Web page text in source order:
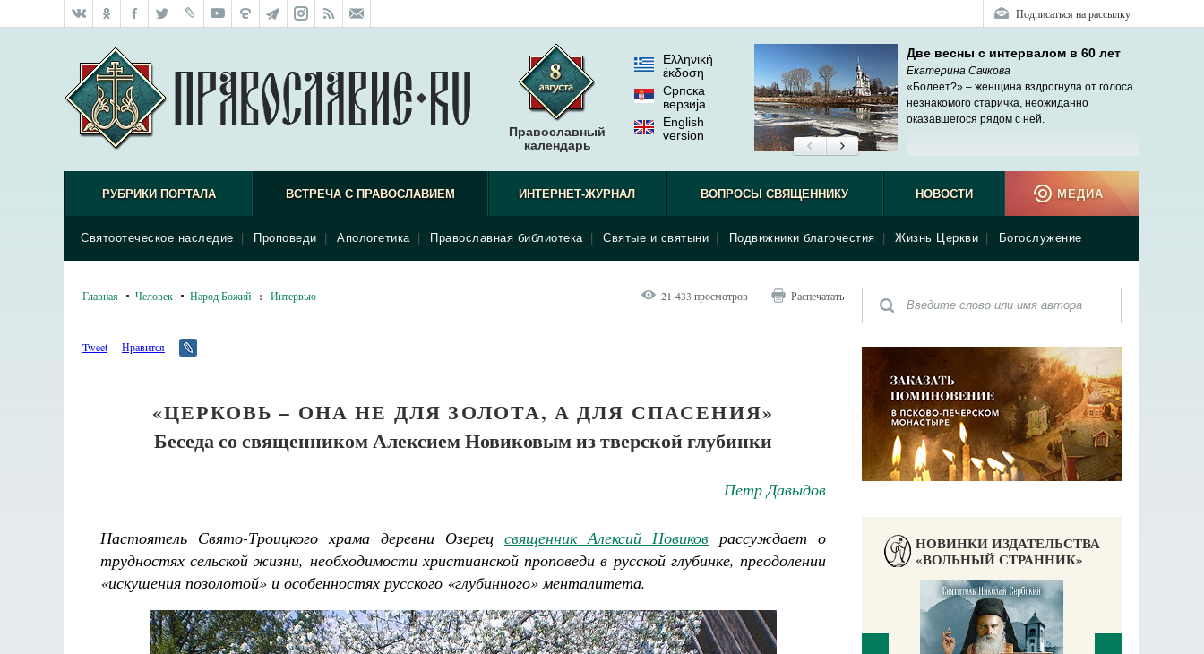
Подписаться на рассылку
Православный
календарь
Ελληνική
έκδοση
Српска
верзиjа
English
version
Две весны с интервалом в 60 лет
Екатерина Сачкова
«Болеет?» – женщина вздрогнула от голоса
незнакомого старичка, неожиданно
оказавшегося рядом с ней.
РУБРИКИ ПОРТАЛА ВСТРЕЧА С ПРАВОСЛАВИЕМ
Святоотеческое наследие Проповеди Апологетика Православная библиотека Святые и святыни Подвижники благочестия Жизнь Церкви Богослужение
ИНТЕРНЕТ-ЖУРНАЛ ВОПРОСЫ СВЯЩЕННИКУ НОВОСТИ МЕДИА
Главная Человек Народ Божий : Интервью 21 433 просмотров Распечатать
Tweet Нравится
«ЦЕРКОВЬ – ОНА НЕ ДЛЯ ЗОЛОТА, А ДЛЯ СПАСЕНИЯ»
Беседа со священником Алексием Новиковым из тверской глубинки
Петр Давыдов
Настоятель Свято-Троицкого храма деревни Озерец священник Алексий Новиков рассуждает о
трудностях сельской жизни, необходимости христианской проповеди в русской глубинке, преодолении
«искушения позолотой» и особенностях русского «глубинного» менталитета.
НОВИНКИ ИЗДАТЕЛЬСТВА
«ВОЛЬНЫЙ СТРАННИК»